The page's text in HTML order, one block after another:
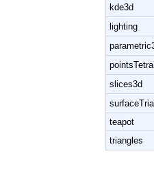
kde3d
lighting
slices3d
teapot
triangles